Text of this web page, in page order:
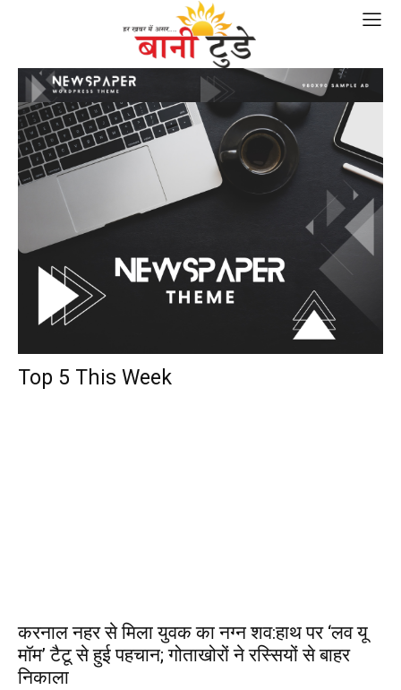
Top 5 This Week
करनाल नहर से मिला युवक का नग्न शव:हाथ पर ‘लव यू
मॉम’ टैटू से हुई पहचान; गोताखोरों ने रस्सियों से बाहर
निकाला